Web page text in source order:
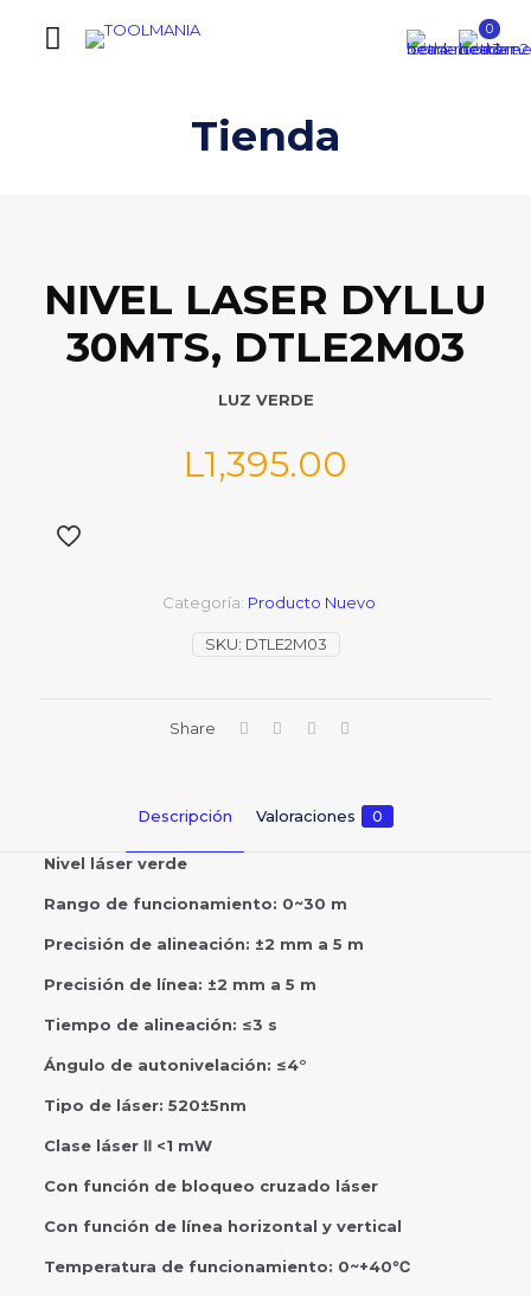
0
Tienda
NIVEL LASER DYLLU
30MTS, DTLE2M03
LUZ VERDE
L1,395.00
SKU: DTLE2M03
Categoría: Producto Nuevo
Share
Descripción Valoraciones 0
Nivel láser verde
Rango de funcionamiento: 0~30 m
Precisión de alineación: ±2 mm a 5 m
Precisión de línea: ±2 mm a 5 m
Tiempo de alineación: ≤3 s
Ángulo de autonivelación: ≤4°
Tipo de láser: 520±5nm
Clase láser Ⅱ <1 mW
Con función de bloqueo cruzado láser
Con función de línea horizontal y vertical
Temperatura de funcionamiento: 0~+40℃